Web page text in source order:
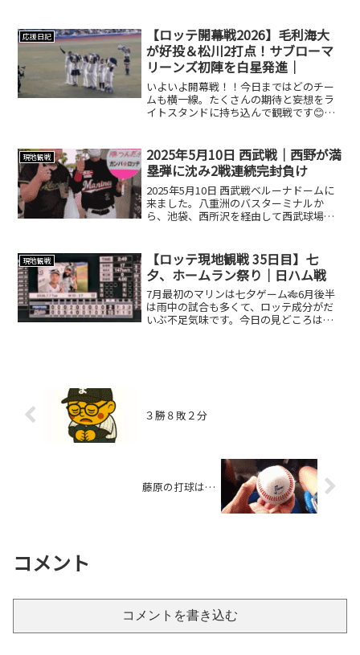
応援日記
【ロッテ開幕戦2026】毛利海大
が好投＆松川2打点！サブローマ
リーンズ初陣を白星発進｜
いよいよ開幕戦！！今日まではどのチー
ムも横一線。たくさんの期待と妄想をラ
イトスタンドに持ち込んで観戦です😊オ
に“開幕モード”へ🏁🏁🏁ちなみにビッグ
フラッグの内側、笑サブロ...
現地観戦
2025年5月10日 西武戦｜西野が満
塁弾に沈み2戦連続完封負け
2025年5月10日 西武戦ベルーナドームに
来ました。八重洲のバスターミナルか
ら、池袋、西所沢を経由して西武球場前
急行を使えば早く行けるみたいなので、
お急ぎの方は是非！...
現地観戦
【ロッテ現地観戦 35日目】七
夕、ホームラン祭り｜日ハム戦
7月最初のマリンは七夕ゲーム🎋6月後半
は雨中の試合も多くて、ロッテ成分がだ
いぶ不足気味です。今日の見どころは、
３勝８敗２分
藤原の打球は…
コメント
コメントを書き込む